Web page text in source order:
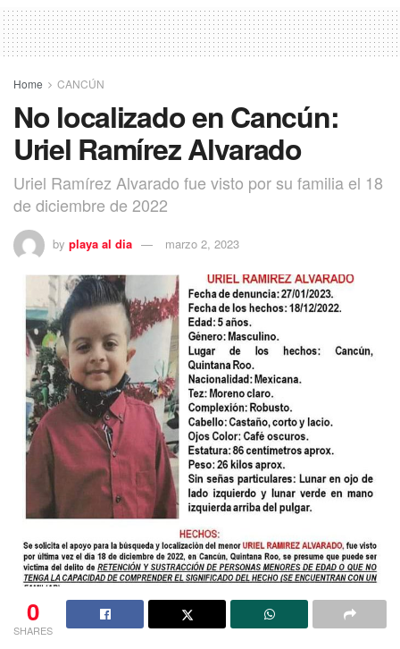
Home CANCÚN
No localizado en Cancún:
Uriel Ramírez Alvarado
Uriel Ramírez Alvarado fue visto por su familia el 18
de diciembre de 2022
by playa al dia marzo 2, 2023
0
SHARES